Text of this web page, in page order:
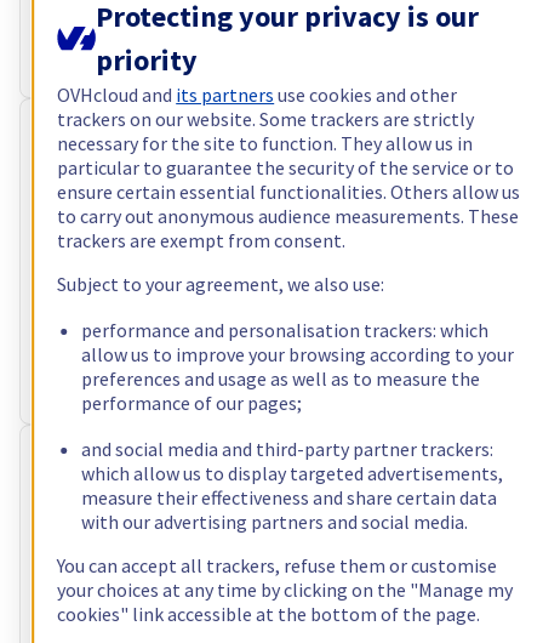
2 x 512 GB - 4 x 3.84 TB
Publieke bandbreedte
1 Gbps
Privé-bandbreedte1 Gbps - 2 Gbps
RISE-S
€ 64,99
excl. btw/maand d.w.z. € 78,64 incl. btw/maand
Configureren
ProcessorAMD Ryzen 7 9700X
RAM
64 GB
Opslag 2 x 512 GB
Publieke bandbreedte 1 Gbps
RISE-M
€ 99,99
Configureren
ProcessorAMD RYZEN 9 9900X
Protecting your privacy is our
priority
OVHcloud and its partners use cookies and other
trackers on our website. Some trackers are strictly
necessary for the site to function. They allow us in
particular to guarantee the security of the service or to
ensure certain essential functionalities. Others allow us
to carry out anonymous audience measurements. These
trackers are exempt from consent.
Subject to your agreement, we also use:
performance and personalisation trackers: which
allow us to improve your browsing according to your
preferences and usage as well as to measure the
performance of our pages;
and social media and third-party partner trackers:
which allow us to display targeted advertisements,
measure their effectiveness and share certain data
with our advertising partners and social media.
You can accept all trackers, refuse them or customise
your choices at any time by clicking on the "Manage my
cookies" link accessible at the bottom of the page.